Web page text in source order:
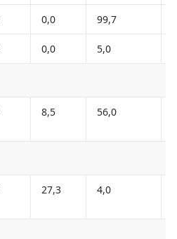
0,0 99,7
0,0 5,0
8,5 56,0
27,3 4,0